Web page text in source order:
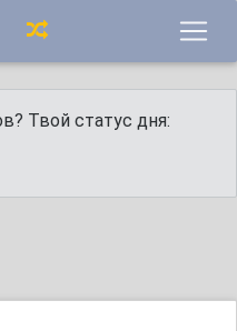
Твой статус дня: